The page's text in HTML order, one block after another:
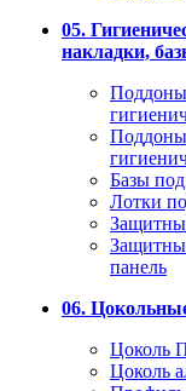
05.
накладки,
Поддоны
Поддоны
Базы
Лотки
панель
06.
Цоколь
Цоколь